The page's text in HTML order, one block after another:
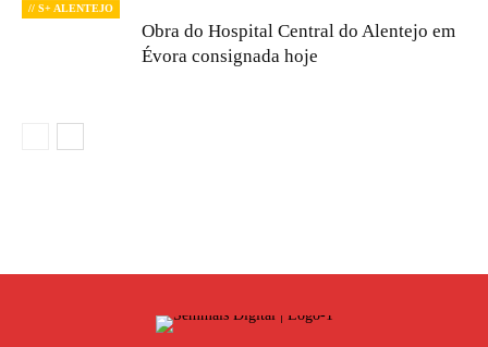
// S+ ALENTEJO
Obra do Hospital Central do Alentejo em
Évora consignada hoje